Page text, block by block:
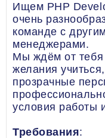
Ищем PHP
очень
команде с
менеджерами.
Мы ждём от тебя
желания
прозрачные
условия работы
Требования: